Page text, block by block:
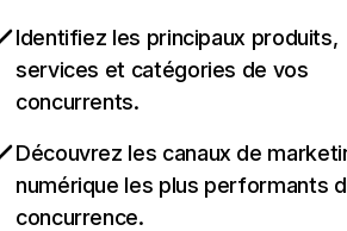
Identifiez les principaux produits,
services et catégories de vos
concurrents.
Découvrez les canaux de
numérique les plus performants
concurrence.